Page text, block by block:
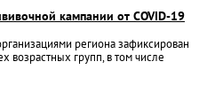
кампании от COVID-19
региона зафиксирован
возрастных групп, в том числе